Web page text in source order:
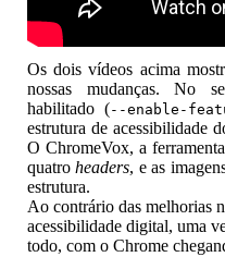
Os dois vídeos acima
nossas mudanças. No
habilitado (--enable-
estrutura de acessibilidade
O ChromeVox, a
quatroheaders, e as
estrutura.
Ao contrário das melhorias
acessibilidade digital, uma
todo, com o Chrome